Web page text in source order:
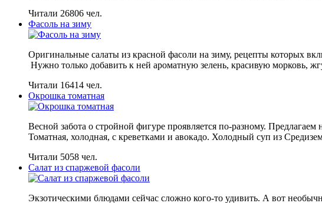
Читали 26806 чел.
Фасоль на зиму
Оригинальные салаты из красной фасоли на зиму, рецепты которых
Нужно только добавить к ней ароматную зелень, красивую морковь,
Читали 16414 чел.
Окрошка томатная
Весной забота о стройной фигуре проявляется по-разному.
Томатная, холодная, с креветками и авокадо. Холодный суп из
Читали 5058 чел.
Салат из спаржевой фасоли
Экзотическими блюдами сейчас сложно кого-то удивить. А вот